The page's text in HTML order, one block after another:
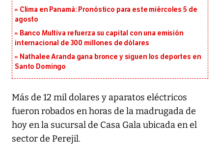
Clima en Panamá: Pronóstico para este miércoles 5 de
agosto
Banco Multiva refuerza su capital con una emisión
internacional de 300 millones de dólares
Nathalee Aranda gana bronce y siguen los deportes en
Santo Domingo
Más de 12 mil dolares y aparatos eléctricos
fueron robados en horas de la madrugada de
hoy en la sucursal de Casa Gala ubicada en el
sector de Perejil.